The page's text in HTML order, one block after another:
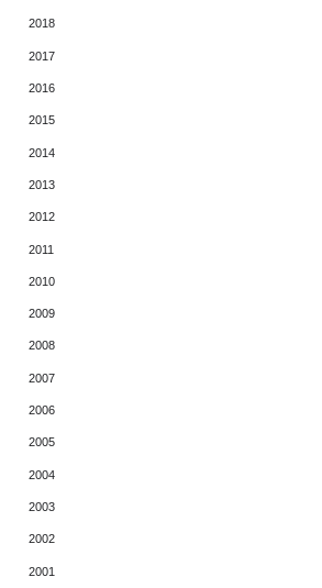
2018
2017
2016
2015
2014
2013
2012
2011
2010
2009
2008
2007
2006
2005
2004
2003
2002
2001